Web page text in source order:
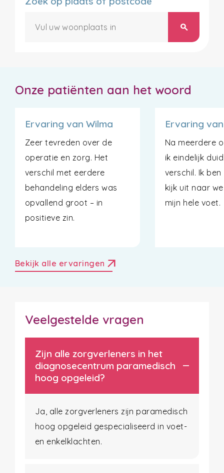
search
Onze patiënten aan het woord
Ervaring van Wilma
Zeer tevreden over de
operatie en zorg. Het
verschil met eerdere
behandeling elders was
opvallend groot – in
positieve zin.
Ervaring
Na meerdere
ik eindelijk
verschil. Ik
kijk uit naar
mijn hele voet.
Bekijk alle ervaringen arrow_outward
Veelgestelde vragen
Zijn alle zorgverleners in het
diagnosecentrum paramedisch
hoog opgeleid?
Ja, alle zorgverleners zijn paramedisch
hoog opgeleid gespecialiseerd in voet-
en enkelklachten.